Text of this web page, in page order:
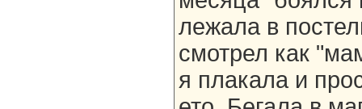
лежала в
смотрел как
я плакала и